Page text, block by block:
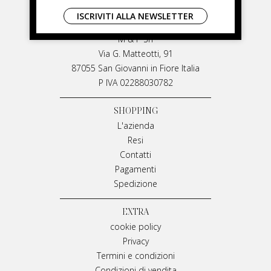
LIVIANA MIRARCHI
M & P Srl
Via G. Matteotti, 91
87055 San Giovanni in Fiore Italia
P IVA 02288030782
SHOPPING
L'azienda
Resi
Contatti
Pagamenti
Spedizione
EXTRA
cookie policy
Privacy
Termini e condizioni
ISCRIVITI ALLA NEWSLETTER